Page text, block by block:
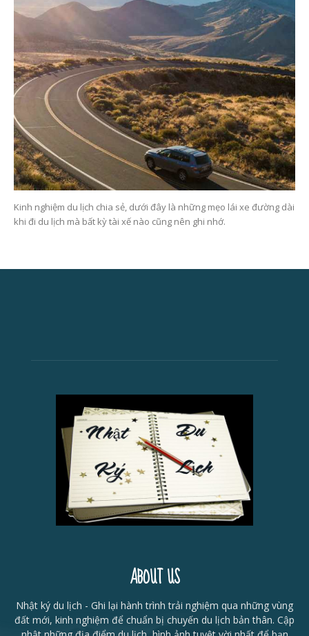
Kinh nghiệm du lịch chia sẻ, dưới đây là những mẹo lái xe đường dài
khi đi du lịch mà bất kỳ tài xế nào cũng nên ghi nhớ.
ABOUT US
Nhật ký du lịch - Ghi lại hành trình trải nghiệm qua những vùng
đất mới, kinh nghiệm để chuẩn bị chuyến du lịch bản thân. Cập